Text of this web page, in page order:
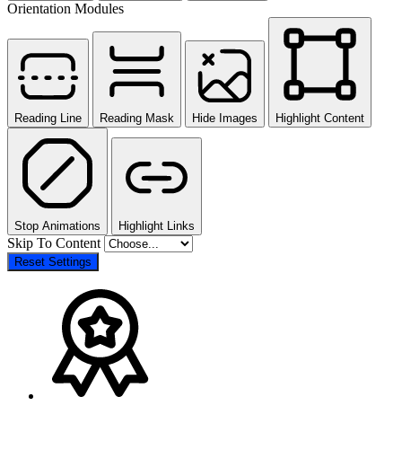
Orientation Modules
Reading Line Reading Mask Hide Images Highlight Content
Stop Animations Highlight Links
Skip To Content
Reset Settings